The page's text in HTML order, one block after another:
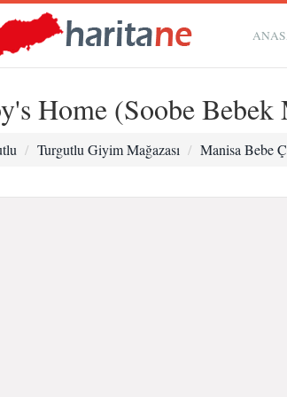
Home (Soobe Bebek
Turgutlu Giyim Mağazası Manisa Bebe